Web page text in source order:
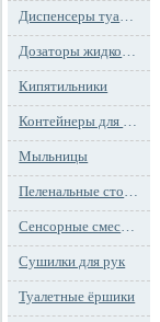
Диспенсеры туалетной бумаги
Дозаторы жидкого мыла
Кипятильники
Контейнеры для мусора
Мыльницы
Пеленальные столы и детские сидения
Сенсорные смесители
Сушилки для рук
Туалетные ёршики